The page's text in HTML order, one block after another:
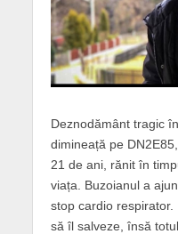
Deznodământ tragic
dimineață pe
21 de ani, rănit în
viața. Buzoianul a
stop cardio
să îl salveze, însă